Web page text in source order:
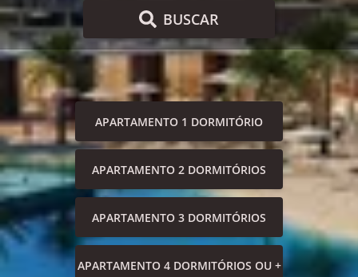
BUSCAR
APARTAMENTO 1 DORMITÓRIO
APARTAMENTO 2 DORMITÓRIOS
APARTAMENTO 3 DORMITÓRIOS
APARTAMENTO 4 DORMITÓRIOS OU +